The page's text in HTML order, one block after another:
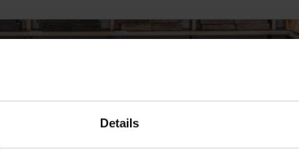
Details
Kontaktai